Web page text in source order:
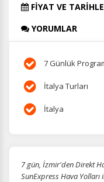
FİYAT VE
YORUMLAR
7 Günlük
İtalya Turları
İtalya
7 gün, İzmir'den Direkt
SunExpress Hava